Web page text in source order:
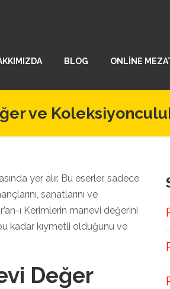
BLOG ONLİNE
ve
yer alır. Bu eserler, sadece
sanatlarını ve
ı Kerimlerin manevi değerini
kadar kıymetli olduğunu ve
Değer